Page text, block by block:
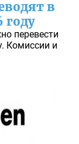
в
году
перевести
Комиссии и